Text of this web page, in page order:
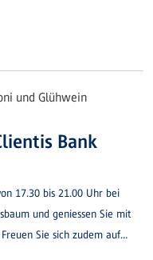
Bank
17.30 bis 21.00 Uhr bei
und geniessen Sie mit
Sie sich zudem auf